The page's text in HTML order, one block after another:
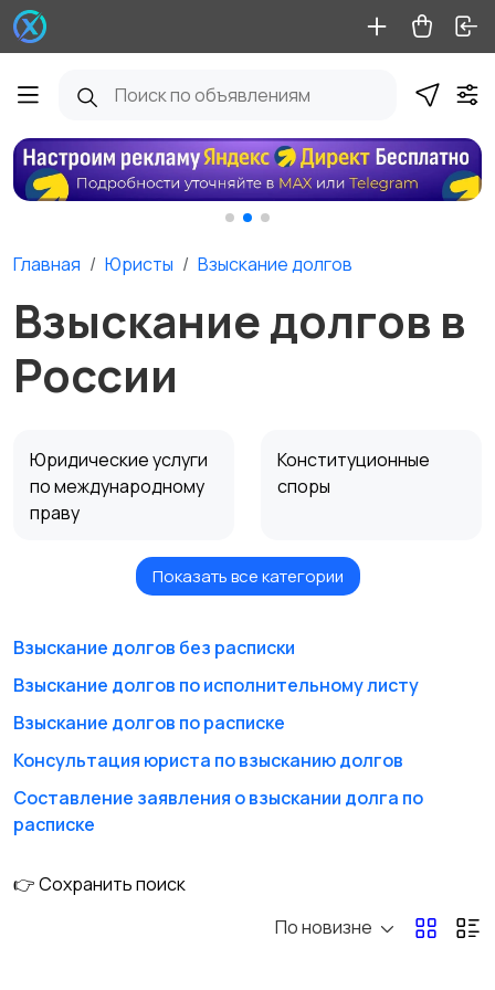
Главная Юристы Взыскание долгов
Взыскание долгов в
России
Юридические услуги
по международному
праву
Конституционные
споры
Таможенные споры
Апостиль и
документов
Другое
Представительство
Показать все категории
Взыскание долгов без расписки
Взыскание долгов по исполнительному листу
Взыскание долгов по расписке
Консультация юриста по взысканию долгов
Составление заявления о взыскании долга по
расписке
👉 Сохранить поиск
По новизне